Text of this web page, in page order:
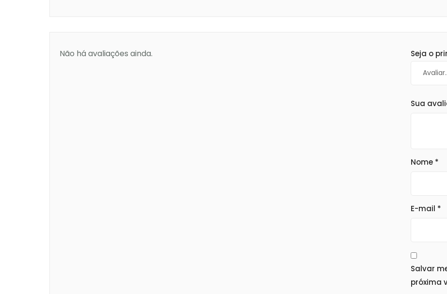
Não há avaliações ainda. Seja o
Sua
Nome *
E-mail *
Salvar
próxima